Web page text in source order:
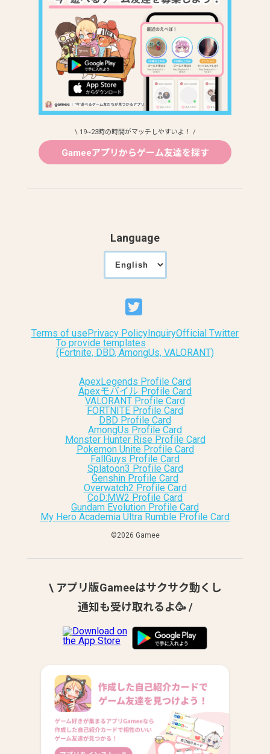
\ 19~23時の時間がマッチしやすいよ！ /
Gameeアプリからゲーム友達を探す
Language
Terms of usePrivacy Policy InquiryOfficial Twitter
To provide templates
(Fortnite, DBD, AmongUs, VALORANT)
ApexLegends Profile Card
Apexモバイル Profile Card
VALORANT Profile Card
FORTNITE Profile Card
DBD Profile Card
AmongUs Profile Card
Monster Hunter Rise Profile Card
Pokemon Unite Profile Card
FallGuys Profile Card
Splatoon3 Profile Card
Genshin Profile Card
Overwatch2 Profile Card
CoD:MW2 Profile Card
Gundam Evolution Profile Card
My Hero Academia Ultra Rumble Profile Card
©︎2026 Gamee
\ アプリ版Gameeはサクサク動くし
通知も受け取れるよ🥳 /